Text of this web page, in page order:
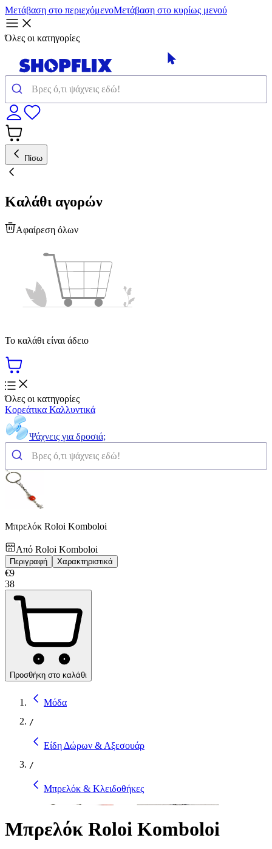
Μετάβαση στο περιεχόμενοΜετάβαση στο κυρίως μενού
Όλες οι κατηγορίες
Πίσω
Καλάθι αγορών
Αφαίρεση όλων
Το καλάθι είναι άδειο
Όλες οι κατηγορίες
Κορεάτικα Καλλυντικά
Ψάχνεις για δροσιά;
Μπρελόκ Roloi Komboloi
Από Roloi Komboloi
Περιγραφή Χαρακτηριστικά
€9
38
Προσθήκη στο καλάθι
Μόδα
/
Είδη Δώρων & Αξεσουάρ
/
Μπρελόκ & Κλειδοθήκες
Μπρελόκ Roloi Komboloi